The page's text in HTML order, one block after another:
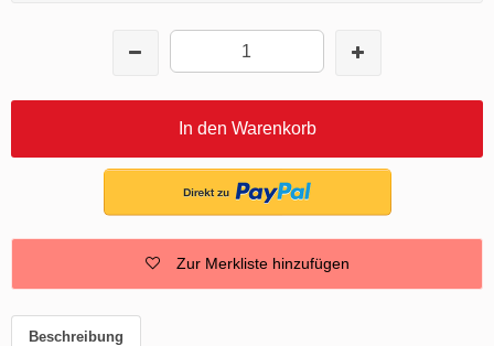
In den Warenkorb
Zur Merkliste hinzufügen
Beschreibung